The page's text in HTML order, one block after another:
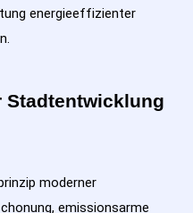
energieeffizienter
Stadtentwicklung
moderner
emissionsarme